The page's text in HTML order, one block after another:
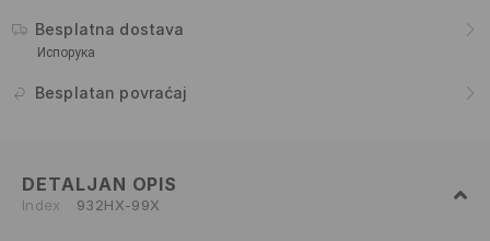
Besplatna dostava
Испорука
Besplatan povraćaj
DETALJAN OPIS
Index 932HX-99X